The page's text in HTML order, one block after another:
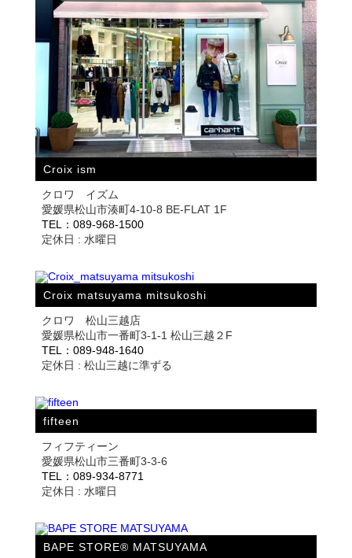
Croix ism
クロワ イズム
愛媛県松山市湊町4-10-8 BE-FLAT 1F
TEL：089-968-1500
定休日 : 水曜日
Croix matsuyama mitsukoshi
クロワ 松山三越店
愛媛県松山市一番町3-1-1 松山三越２F
TEL：089-948-1640
定休日 : 松山三越に準ずる
fifteen
フィフティーン
愛媛県松山市三番町3-3-6
TEL：089-934-8771
定休日 : 水曜日
BAPE STORE® MATSUYAMA